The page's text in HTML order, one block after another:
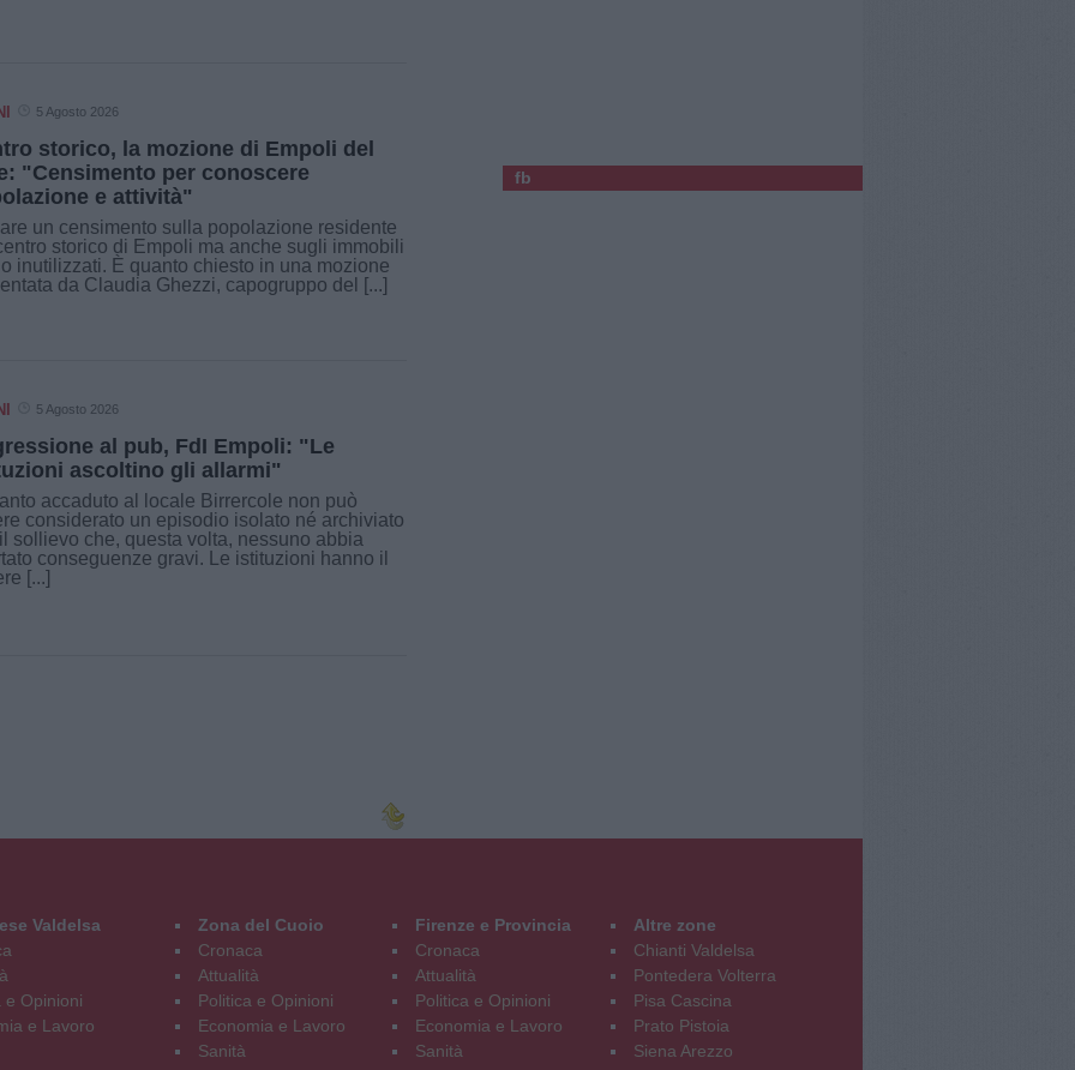
5 Agosto 2026
storico, la mozione di Empoli del
"Censimento per conoscere
e attività"
un censimento sulla popolazione residente
storico di Empoli ma anche sugli immobili
inutilizzati. È quanto chiesto in una mozione
da Claudia Ghezzi, capogruppo del [...]
5 Agosto 2026
al pub, FdI Empoli: "Le
ascoltino gli allarmi"
accaduto al locale Birrercole non può
considerato un episodio isolato né archiviato
sollievo che, questa volta, nessuno abbia
conseguenze gravi. Le istituzioni hanno il
[...]
fb
Valdelsa
e Opinioni
e Lavoro
Zona del Cuoio
Cronaca
Attualità
Politica e Opinioni
Economia e Lavoro
Sanità
Firenze e Provincia
Cronaca
Attualità
Politica e Opinioni
Economia e Lavoro
Sanità
Altre zone
Chianti Valdelsa
Pontedera Volterra
Pisa Cascina
Prato Pistoia
Siena Arezzo